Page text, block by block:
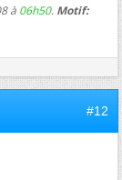
à 06h50. Motif:
#12